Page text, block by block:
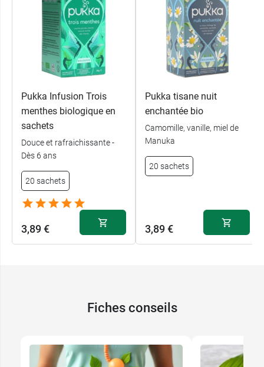
Pukka Infusion Trois
menthes biologique en
sachets
Douce et rafraichissante -
Dès 6 ans
20 sachets
3,89 €
Pukka tisane nuit
enchantée bio
Camomille, vanille, miel de
Manuka
20 sachets
3,89 €
Fiches conseils